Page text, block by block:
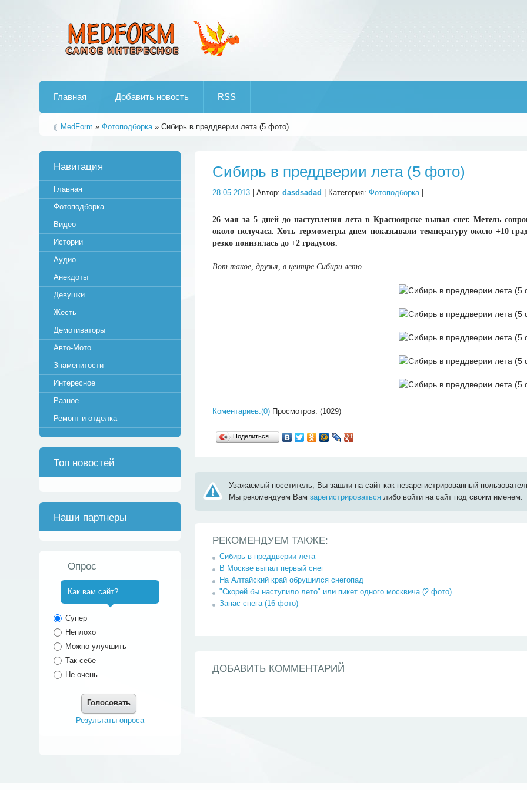
Главная Добавить новость RSS
MedForm »Фотоподборка» Сибирь в преддверии лета (5 фото)
Сибирь в преддверии лета (5 фото)
28.05.2013 | Автор:dasdsadad | Категория:Фотоподборка|
26 мая за 5 дней до наступления лета в Красноярске выпал снег. Метель
около получаса. Хоть термометры днем показывали температуру около +10
резко понизилась до +2 градусов.
Вот такое, друзья, в центре Сибири лето...
Коментариев:(0) Просмотров: (1029)
Поделиться…
Уважаемый посетитель, Вы зашли на сайт как незарегистрированный
Мы рекомендуем Вамзарегистрироваться либо войти на сайт под своим именем.
РЕКОМЕНДУЕМ ТАКЖЕ:
Сибирь в преддверии лета
В Москве выпал первый снег
На Алтайский край обрушился снегопад
"Скорей бы наступило лето" или пикет одного москвича (2 фото)
Запас снега (16 фото)
ДОБАВИТЬ КОММЕНТАРИЙ
Навигация
Главная
Фотоподборка
Видео
Истории
Аудио
Анекдоты
Девушки
Жесть
Демотиваторы
Авто-Мото
Знаменитости
Интересное
Разное
Ремонт и отделка
Топ новостей
Наши партнеры
Опрос
Как вам сайт?
Супер
Неплохо
Можно улучшить
Так себе
Не очень
Голосовать
Результаты опроса